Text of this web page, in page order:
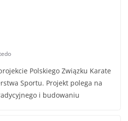
Polskiego Związku Karate
Sportu. Projekt polega na
i budowaniu